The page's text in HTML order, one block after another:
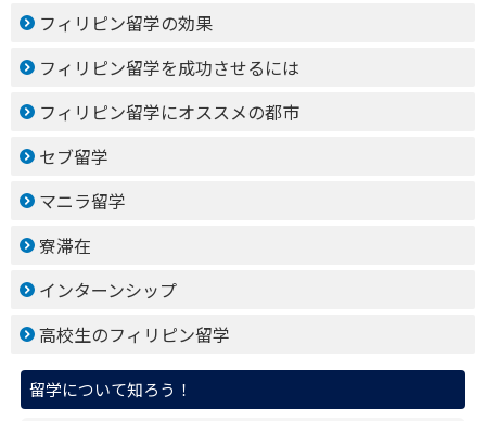
フィリピン留学の効果
フィリピン留学を成功させるには
フィリピン留学にオススメの都市
セブ留学
マニラ留学
寮滞在
インターンシップ
高校生のフィリピン留学
留学について知ろう！